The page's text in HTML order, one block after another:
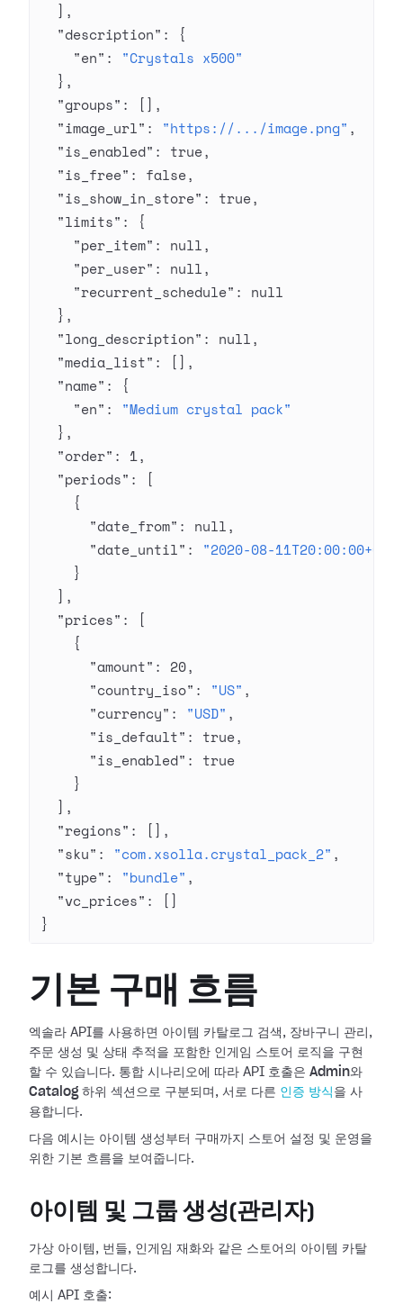
  ],
  "description"
: {
    "en"
: "Crystals x500"
  },
  "groups"
: [],
  "image_url"
: "https://.../image.png" ,
  "is_enabled"
: true,
  "is_free"
: false,
  "is_show_in_store"
: true,
  "limits"
: {
    "per_item"
: null,
    "per_user"
: null,
    "recurrent_schedule"
: null
  },
  "long_description"
: null,
  "media_list"
: [],
  "name"
: {
    "en"
: "Medium crystal pack"
  },
  "order"
: 1,
  "periods"
: [
    {
      "date_from"
: null,
      "date_until"
: "2020-08-
    }
  ],
  "prices"
: [
    {
      "amount"
: 20,
      "country_iso"
: "US" ,
      "currency"
: "USD" ,
      "is_default"
: true,
      "is_enabled"
: true
    }
  ],
  "regions"
: [],
  "sku"
: "com.xsolla.crystal_pack_2" ,
  "type"
: "bundle" ,
  "vc_prices"
: []
}
기본 구매 흐름
엑솔라 API를 사용하면 아이템 카탈로그 검색, 장바구니 관리,
주문 생성 및 상태 추적을 포함한 인게임 스토어 로직을 구현
할 수 있습니다. 통합 시나리오에 따라 API 호출은 Admin와
Catalog 하위 섹션으로 구분되며, 서로 다른 인증 방식 을 사
용합니다.
다음 예시는 아이템 생성부터 구매까지 스토어 설정 및 운영을
위한 기본 흐름을 보여줍니다.
아이템 및 그룹 생성(관리자)
가상 아이템, 번들, 인게임 재화와 같은 스토어의 아이템 카탈
로그를 생성합니다.
예시 API 호출: